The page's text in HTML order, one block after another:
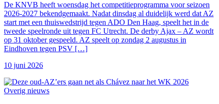
De KNVB heeft woensdag het competitieprogramma voor seizoen
2026-2027 bekendgemaakt. Nadat dinsdag al duidelijk werd dat AZ
start met een thuiswedstrijd tegen ADO Den Haag, speelt het in de
tweede speelronde uit tegen FC Utrecht. De derby Ajax – AZ wordt
op 31 oktober gespeeld. AZ speelt op zondag 2 augustus in
Eindhoven tegen PSV […]
10 juni 2026
Overig nieuws